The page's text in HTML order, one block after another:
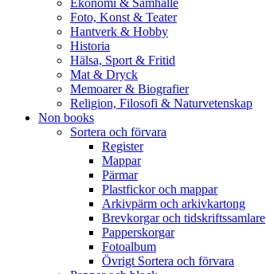
Ekonomi & Samhälle
Foto, Konst & Teater
Hantverk & Hobby
Historia
Hälsa, Sport & Fritid
Mat & Dryck
Memoarer & Biografier
Religion, Filosofi & Naturvetenskap
Non books
Sortera och förvara
Register
Mappar
Pärmar
Plastfickor och mappar
Arkivpärm och arkivkartong
Brevkorgar och tidskriftssamlare
Papperskorgar
Fotoalbum
Övrigt Sortera och förvara